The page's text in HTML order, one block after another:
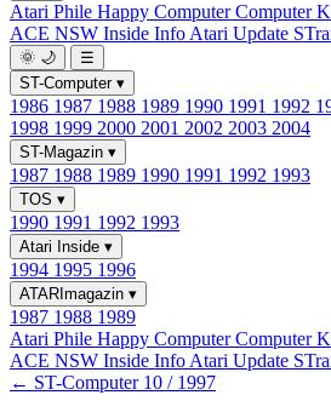
Atari Phile Happy ComputerComputer
ACE NSW Inside Info Atari Update
🌞 🌙
☰
ST-Computer ▾
1986 1987 1988 1989 1990 1991 1992
1998 1999 2000 2001 2002 2003 2004
ST-Magazin ▾
1987 1988 1989 1990 1991 1992 1993
TOS ▾
1990 1991 1992 1993
Atari Inside ▾
1994 1995 1996
ATARImagazin ▾
1987 1988 1989
Atari Phile Happy ComputerComputer
ACE NSW Inside Info Atari Update
← ST-Computer 10 / 1997